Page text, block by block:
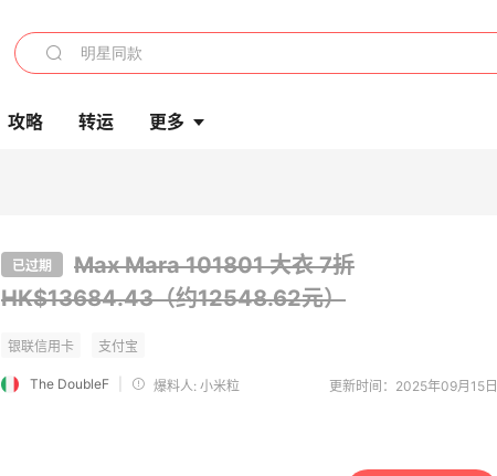
攻略 转运 更多
已过期 Max Mara 101801 大衣7折
HK$13684.43（约12548.62元）
The DoubleF 爆料人: 小米粒 更新时间：2025年09月15日